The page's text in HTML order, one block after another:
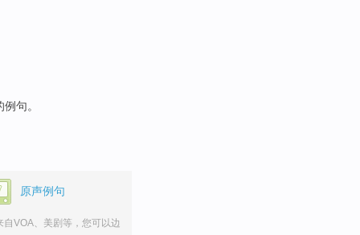
例句。
原声例句
自VOA、美剧等，您可以边